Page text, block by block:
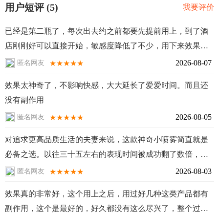
用户短评 (5) 我要评价
已经是第二瓶了，每次出去约之前都要先提前用上，到了酒
店刚刚好可以直接开始，敏感度降低了不少，用下来效果是
很满意的。
匿名网友 ★★★★★ 2026-08-07
效果太神奇了，不影响快感，大大延长了爱爱时间。而且还
没有副作用
匿名网友 ★★★★★ 2026-08-05
对追求更高品质生活的夫妻来说，这款神奇小喷雾简直就是
必备之选。以往三十五左右的表现时间被成功翻了数倍，达
到甚至超过两个半小时的水平；更重要的是期间保持高度的
匿名网友 ★★★★★ 2026-08-03
效果真的非常好，这个用上之后，用过好几种这类产品都有
副作用，这个是最好的，好久都没有这么尽兴了，整个过程